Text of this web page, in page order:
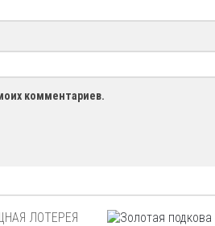
комментариев.
ЛОТЕРЕЯ